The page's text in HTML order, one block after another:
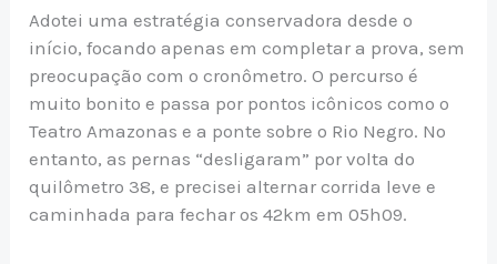
Adotei uma estratégia conservadora desde o
início, focando apenas em completar a prova, sem
preocupação com o cronômetro. O percurso é
muito bonito e passa por pontos icônicos como o
Teatro Amazonas e a ponte sobre o Rio Negro. No
entanto, as pernas “desligaram” por volta do
quilômetro 38, e precisei alternar corrida leve e
caminhada para fechar os 42km em 05h09.